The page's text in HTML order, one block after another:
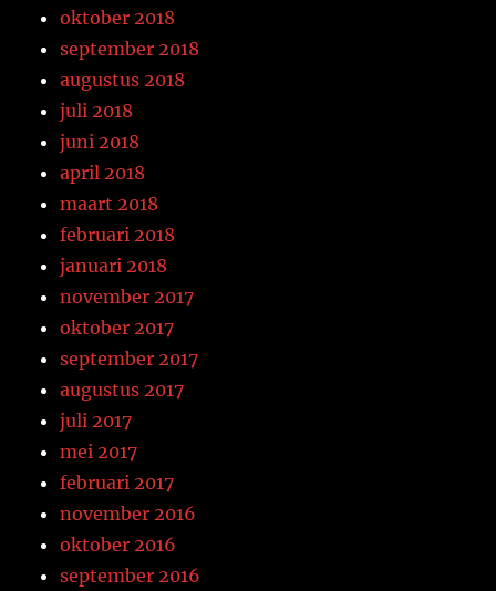
oktober 2018
september 2018
augustus 2018
juli 2018
juni 2018
april 2018
maart 2018
februari 2018
januari 2018
november 2017
oktober 2017
september 2017
augustus 2017
juli 2017
mei 2017
februari 2017
november 2016
oktober 2016
september 2016